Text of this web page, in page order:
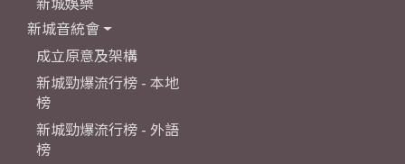
新城音統會
成立原意及架構
新城勁爆流行榜 - 本地
榜
新城勁爆流行榜 - 外語
榜